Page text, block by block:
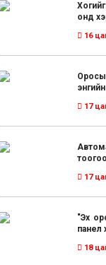
онд
16
17
17
"Эх
панел
18